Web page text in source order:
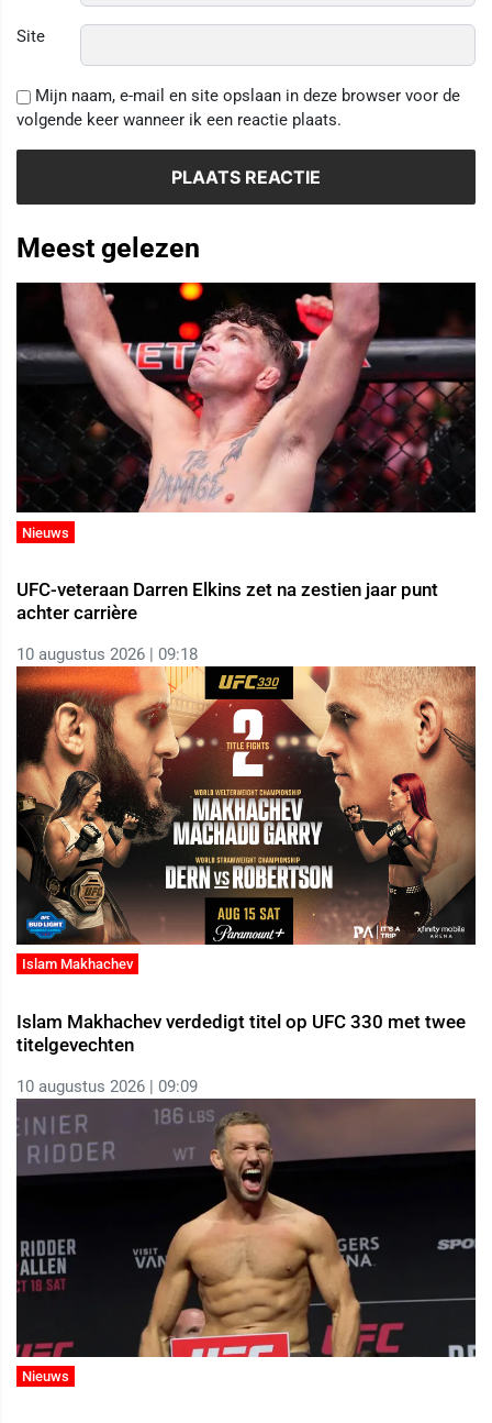
Site
Mijn naam, e-mail en site opslaan in deze browser voor de
volgende keer wanneer ik een reactie plaats.
Meest gelezen
Nieuws
UFC-veteraan Darren Elkins zet na zestien jaar punt
achter carrière
10 augustus 2026 | 09:18
Islam Makhachev
Islam Makhachev verdedigt titel op UFC 330 met twee
titelgevechten
10 augustus 2026 | 09:09
Nieuws